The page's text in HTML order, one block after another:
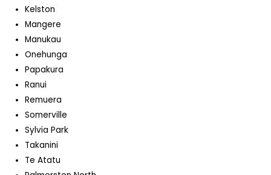
Kelston
Mangere
Manukau
Onehunga
Papakura
Ranui
Remuera
Somerville
Sylvia Park
Takanini
Te Atatu